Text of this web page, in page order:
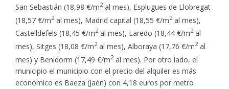
San Sebastián (18,98 €/m2 al mes), Esplugues de Llobregat
(18,57 €/m2 al mes), Madrid capital (18,55 €/m2 al mes),
Castelldefels (18,45 €/m2 al mes), Laredo (18,44 €/m2 al
mes), Sitges (18,08 €/m2 al mes), Alboraya (17,76 €/m2 al
mes) y Benidorm (17,49 €/m2 al mes). Por otro lado, el
municipio el municipio con el precio del alquiler es más
económico es Baeza (Jaén) con 4,18 euros por metro